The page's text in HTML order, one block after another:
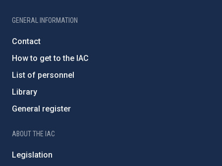
GENERAL INFORMATION
Contact
How to get to the IAC
List of personnel
Library
General register
ABOUT THE IAC
Legislation